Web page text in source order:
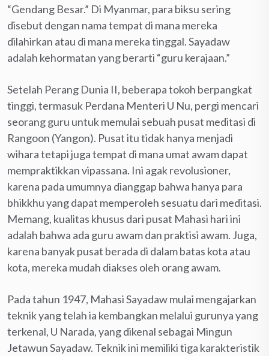
“Gendang Besar.” Di Myanmar, para biksu sering
disebut dengan nama tempat di mana mereka
dilahirkan atau di mana mereka tinggal. Sayadaw
adalah kehormatan yang berarti “guru kerajaan.”
Setelah Perang Dunia II, beberapa tokoh berpangkat
tinggi, termasuk Perdana Menteri U Nu, pergi mencari
seorang guru untuk memulai sebuah pusat meditasi di
Rangoon (Yangon). Pusat itu tidak hanya menjadi
wihara tetapi juga tempat di mana umat awam dapat
mempraktikkan vipassana. Ini agak revolusioner,
karena pada umumnya dianggap bahwa hanya para
bhikkhu yang dapat memperoleh sesuatu dari meditasi.
Memang, kualitas khusus dari pusat Mahasi hari ini
adalah bahwa ada guru awam dan praktisi awam. Juga,
karena banyak pusat berada di dalam batas kota atau
kota, mereka mudah diakses oleh orang awam.
Pada tahun 1947, Mahasi Sayadaw mulai mengajarkan
teknik yang telah ia kembangkan melalui gurunya yang
terkenal, U Narada, yang dikenal sebagai Mingun
Jetawun Sayadaw. Teknik ini memiliki tiga karakteristik